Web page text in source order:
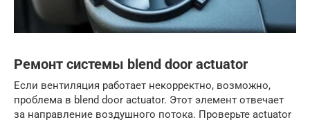
Ремонт системы blend door actuator
Если вентиляция работает некорректно, возможно,
проблема в blend door actuator. Этот элемент отвечает
за направление воздушного потока. Проверьте actuator